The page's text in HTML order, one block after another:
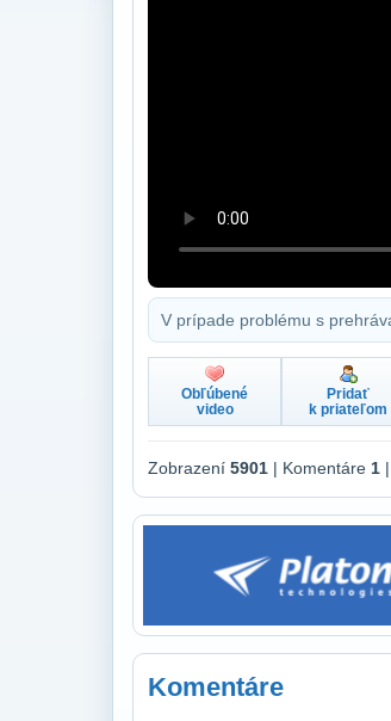
V prípade problému s
Obľúbené
video
Pridať
k priateľom
Zobrazení 5901 | Komentáre 1
Komentáre